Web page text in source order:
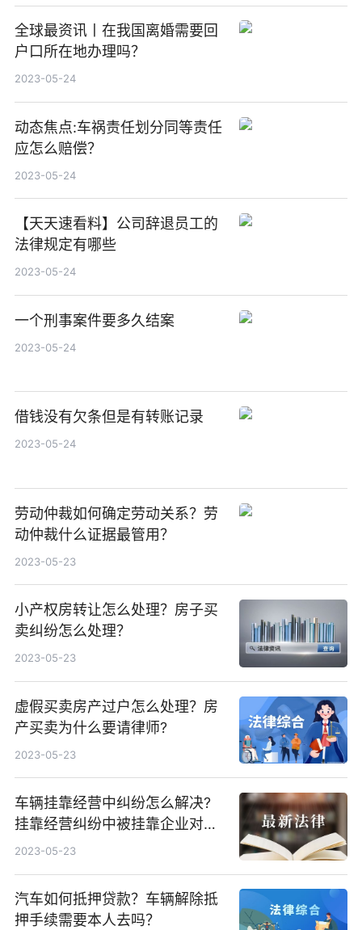
全球最资讯丨在我国离婚需要回
户口所在地办理吗？
2023-05-24
动态焦点:车祸责任划分同等责任
应怎么赔偿？
2023-05-24
【天天速看料】公司辞退员工的
法律规定有哪些
2023-05-24
一个刑事案件要多久结案
2023-05-24
借钱没有欠条但是有转账记录
2023-05-24
劳动仲裁如何确定劳动关系？劳
动仲裁什么证据最管用？
2023-05-23
小产权房转让怎么处理？房子买
卖纠纷怎么处理？
2023-05-23
虚假买卖房产过户怎么处理？房
产买卖为什么要请律师?
2023-05-23
车辆挂靠经营中纠纷怎么解决?
挂靠经营纠纷中被挂靠企业对外
的民事责任是怎样的?
2023-05-23
汽车如何抵押贷款？车辆解除抵
押手续需要本人去吗？